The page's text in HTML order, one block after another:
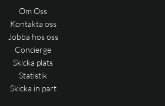
Om Oss
Kontakta oss
Jobba hos oss
Concierge
Skicka plats
Statistik
Skicka in part